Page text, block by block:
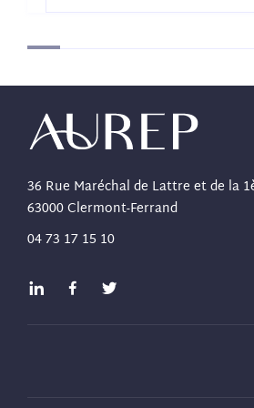
36 Rue Maréchal de Lattre et de la
63000 Clermont-Ferrand
04 73 17 15 10